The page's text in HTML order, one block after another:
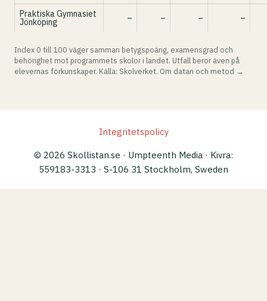
Praktiska Gymnasiet
Jönköping – – – –
Index 0 till 100 väger samman betygspoäng, examensgrad och
behörighet mot programmets skolor i landet. Utfall beror även på
elevernas förkunskaper. Källa: Skolverket. Om datan och metod →
Integritetspolicy
© 2026 Skollistan.se · Umpteenth Media · Kivra:
559183-3313 · S-106 31 Stockholm, Sweden